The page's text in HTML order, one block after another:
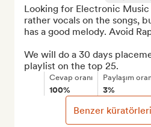
Looking for Electronic
rather vocals on the songs,
has a good melody. Avoid
We will do a 30 days
playlist on the top 25.
Cevap oranı
100%
Paylaşım
3%
Benzer